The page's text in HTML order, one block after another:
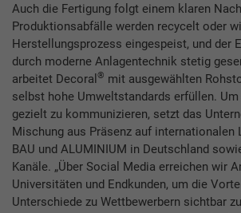
Auch die Fertigung folgt einem klaren
Produktionsabfälle werden recycelt oder
Herstellungsprozess eingespeist, und der
durch moderne Anlagentechnik stetig
arbeitet Decoral ® mit ausgewählten
selbst hohe Umweltstandards erfüllen.
gezielt zu kommunizieren, setzt das
Mischung aus Präsenz auf internationalen
BAU und ALUMINIUM in Deutschland
Kanäle. „Über Social Media erreichen wir
Universitäten und Endkunden, um die
Unterschiede zu Wettbewerbern sichtbar